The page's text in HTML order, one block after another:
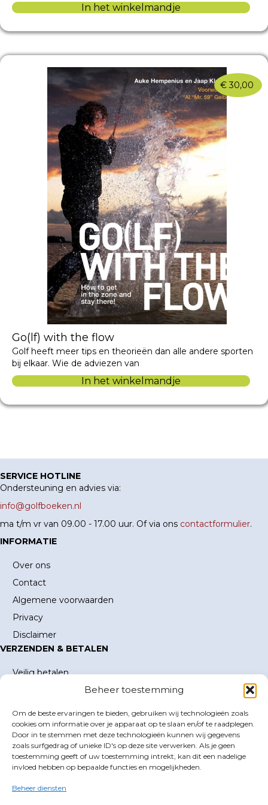
Beheer toestemming
Om de beste ervaringen te bieden, gebruiken wij technologieën zoals
cookies om informatie over je apparaat op te slaan en/of te raadplegen.
Door in te stemmen met deze technologieën kunnen wij gegevens
zoals surfgedrag of unieke ID's op deze site verwerken. Als je geen
toestemming geeft of uw toestemming intrekt, kan dit een nadelige
invloed hebben op bepaalde functies en mogelijkheden.
Beheer diensten
In het winkelmandje
€ 30,00
Go(lf) with the flow
Golf heeft meer tips en theorieën dan alle andere sporten
bij elkaar. Wie de adviezen van
In het winkelmandje
SERVICE HOTLINE
Ondersteuning en advies via:
info@golfboeken.nl
ma t/m vr van 09.00 - 17.00 uur. Of via ons contactformulier.
INFORMATIE
Over ons
Contact
Algemene voorwaarden
Privacy
Disclaimer
VERZENDEN & BETALEN
Veilig betalen
Verzending en verzendkosten
MIJN ACCOUNT
Mijn account
Winkelwagen
GOLFBOEKEN.NL